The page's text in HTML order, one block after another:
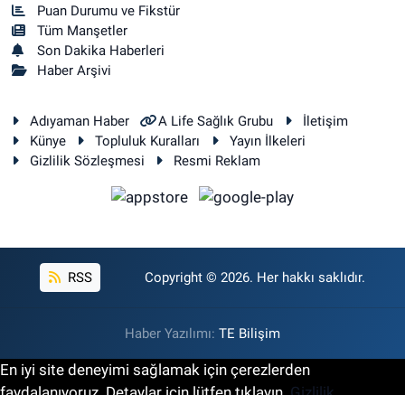
Puan Durumu ve Fikstür
Tüm Manşetler
Son Dakika Haberleri
Haber Arşivi
Adıyaman Haber A Life Sağlık Grubu
İletişim
Künye
Topluluk Kuralları
Yayın İlkeleri
Gizlilik Sözleşmesi
Resmi Reklam
RSS Copyright © 2026. Her hakkı saklıdır.
Haber Yazılımı: TE Bilişim
En iyi site deneyimi sağlamak için çerezlerden